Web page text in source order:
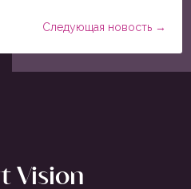
Следующая новость→
Vision